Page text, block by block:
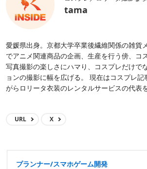
tama
愛媛県出身。京都大学卒業後繊維関係の雑貨
でアニメ関連商品の企画、生産を行う傍、コ
写真撮影の楽しさにハマり、コスプレだけで
ョンの撮影に幅を広げる。 現在はコスプレ
がらロリータ衣装のレンタルサービスの代表
URL X
プランナー/スマホゲーム開発